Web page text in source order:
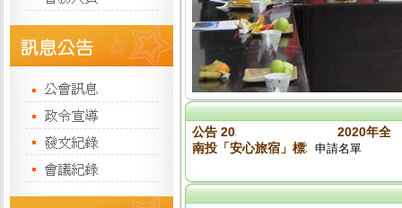
公告 2020旅館盃入取名單 2020年全
南投「安心旅宿」標章參加業者名單
申請名單